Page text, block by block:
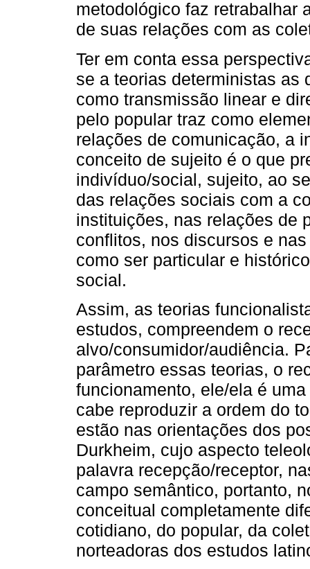
metodológico faz retrabalhar
de suas relações com as
Ter em conta essa
se a teorias deterministas as
como transmissão linear e
pelo popular traz como
relações de comunicação, a
conceito de sujeito é o que
indivíduo/social, sujeito, ao
das relações sociais com a
instituições, nas relações de
conflitos, nos discursos e
como ser particular e
social.
Assim, as teorias
estudos, compreendem o
alvo/consumidor/audiência.
parâmetro essas teorias, o
funcionamento, ele/ela é
cabe reproduzir a ordem do
estão nas orientações dos
Durkheim, cujo aspecto
palavra recepção/receptor,
campo semântico, portanto,
conceitual completamente
cotidiano, do popular, da
norteadoras dos estudos